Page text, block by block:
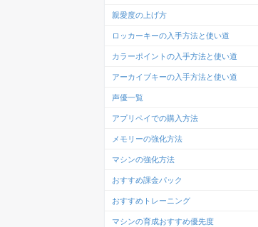
親愛度の上げ方
ロッカーキーの入手方法と使い道
カラーポイントの入手方法と使い道
アーカイブキーの入手方法と使い道
声優一覧
アプリペイでの購入方法
メモリーの強化方法
マシンの強化方法
おすすめ課金パック
おすすめトレーニング
マシンの育成おすすめ優先度